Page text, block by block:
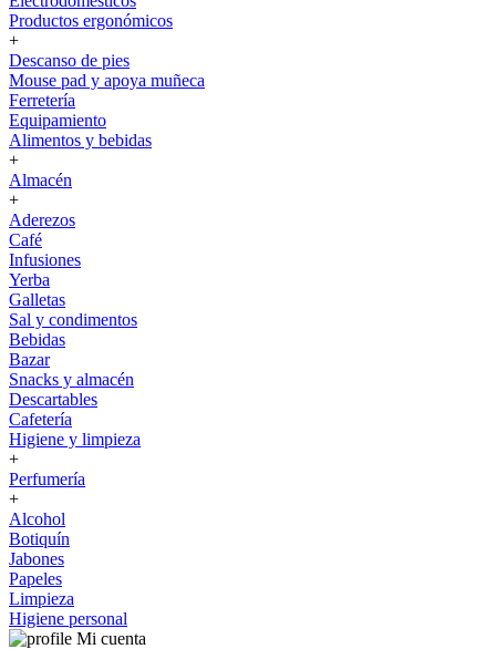
Productos ergonómicos
+
Descanso de pies
Mouse pad y apoya muñeca
Ferretería
Equipamiento
Alimentos y bebidas
+
Almacén
+
Aderezos
Café
Infusiones
Yerba
Galletas
Sal y condimentos
Bebidas
Bazar
Snacks y almacén
Descartables
Cafetería
Higiene y limpieza
+
Perfumería
+
Alcohol
Botiquín
Jabones
Papeles
Limpieza
Higiene personal
Mi cuenta